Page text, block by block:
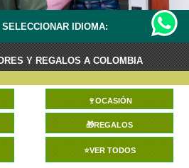
SELECCIONAR IDIOMA:
Y REGALOS A COLOMBIA
🍷OCASIÓN
🎁REGALOS
⭐VER TODOS